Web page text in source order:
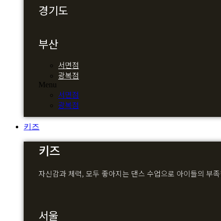
경기도
부산
서면점
광복점
Menu
서면점
광복점
키즈
키즈
자신감과 체력, 모두 좋아지는 댄스 수업으로 아이들의 부
서울